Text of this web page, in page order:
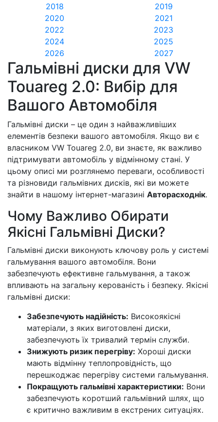
2018
2019
2020
2021
2022
2023
2024
2025
2026
2027
Гальмівні диски для VW
Touareg 2.0: Вибір для
Вашого Автомобіля
Гальмівні диски – це один з найважливіших
елементів безпеки вашого автомобіля. Якщо ви є
власником VW Touareg 2.0, ви знаєте, як важливо
підтримувати автомобіль у відмінному стані. У
цьому описі ми розглянемо переваги, особливості
та різновиди гальмівних дисків, які ви можете
знайти в нашому інтернет-магазині Авторасходнік.
Чому Важливо Обирати
Якісні Гальмівні Диски?
Гальмівні диски виконують ключову роль у системі
гальмування вашого автомобіля. Вони
забезпечують ефективне гальмування, а також
впливають на загальну керованість і безпеку. Якісні
гальмівні диски:
Забезпечують надійність: Високоякісні
матеріали, з яких виготовлені диски,
забезпечують їх тривалий термін служби.
Знижують ризик перегріву: Хороші диски
мають відмінну теплопровідність, що
перешкоджає перегріву системи гальмування.
Покращують гальмівні характеристики: Вони
забезпечують коротший гальмівний шлях, що
є критично важливим в екстрених ситуаціях.